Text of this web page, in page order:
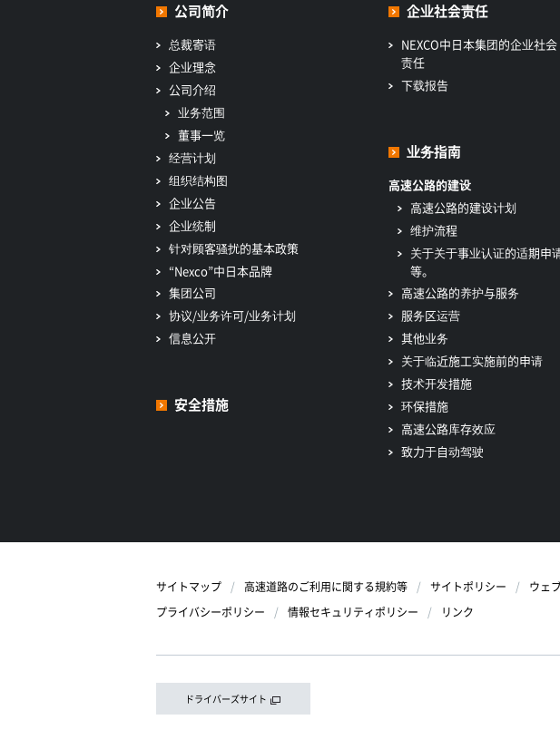
公司简介
总裁寄语
企业理念
公司介绍
业务范围
董事一览
经营计划
组织结构图
企业公告
企业统制
针对顾客骚扰的基本政策
“Nexco”中日本品牌
集团公司
协议/业务许可/业务计划
信息公开
安全措施
企业社会责任
NEXCO中日本集团的企业社会
责任
下载报告
业务指南
高速公路的建设
高速公路的建设计划
维护流程
关于关于事业认证的适期申
等。
高速公路的养护与服务
服务区运营
其他业务
关于临近施工实施前的申请
技术开发措施
环保措施
高速公路库存效应
致力于自动驾驶
サイトマップ 高速道路のご利用に関する規約等 サイトポリシー
ウェ
プライバシーポリシー
情報セキュリティポリシー リンク
ドライバーズサイト